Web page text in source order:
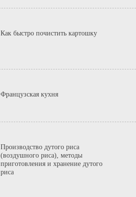
Как быстро почистить картошку
Французская кухня
Производство дутого риса
(воздушного риса), методы
приготовления и хранение дутого
риса